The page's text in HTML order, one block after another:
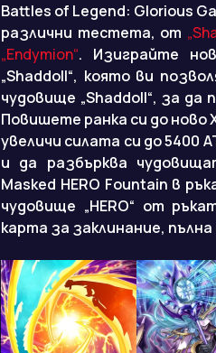
Battles of Legend: Glorious
различни тестета, от
„Endymion“. Изиграйте
„Shaddoll“, която ви
чудовище „Shaddoll“, за
Повишете ранка си до ново
увеличи силата си до 5400
и да разбърква
Masked HERO Fountain в
чудовище „HERO“ от
карта за заклинание,